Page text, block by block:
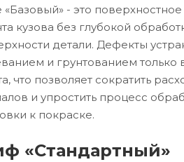
«Базовый» - это
кузова без глубокой
детали. Дефекты
и грунтованием только
что позволяет сократить
и упростить процесс
к покраске.
«Стандартный»